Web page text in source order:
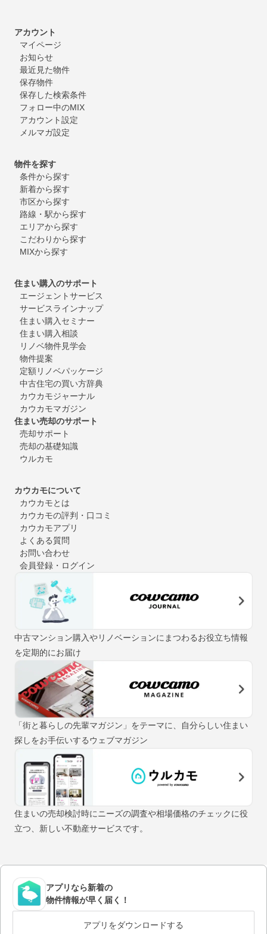
アカウント
マイページ
お知らせ
最近見た物件
保存物件
保存した検索条件
フォロー中のMIX
アカウント設定
メルマガ設定
物件を探す
条件から探す
新着から探す
市区から探す
路線・駅から探す
エリアから探す
こだわりから探す
MIXから探す
住まい購入のサポート
エージェントサービス
サービスラインナップ
住まい購入セミナー
住まい購入相談
リノベ物件見学会
物件提案
定額リノベパッケージ
中古住宅の買い方辞典
カウカモジャーナル
カウカモマガジン
住まい売却のサポート
売却サポート
売却の基礎知識
ウルカモ
カウカモについて
カウカモとは
カウカモの評判・口コミ
カウカモアプリ
よくある質問
お問い合わせ
会員登録・ログイン
中古マンション購入やリノベーションにまつわるお役立ち情報
を定期的にお届け
「街と暮らしの先輩マガジン」をテーマに、自分らしい住まい
探しをお手伝いするウェブマガジン
住まいの売却検討時にニーズの調査や相場価格のチェックに役
立つ、新しい不動産サービスです。
アプリなら新着の
物件情報が早く届く！
アプリをダウンロードする